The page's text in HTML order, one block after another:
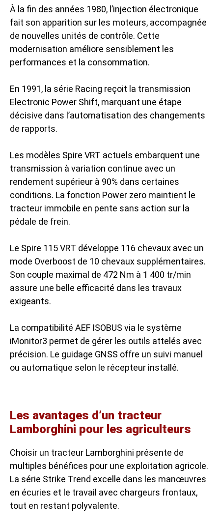
À la fin des années 1980, l’injection électronique
fait son apparition sur les moteurs, accompagnée
de nouvelles unités de contrôle. Cette
modernisation améliore sensiblement les
performances et la consommation.
En 1991, la série Racing reçoit la transmission
Electronic Power Shift, marquant une étape
décisive dans l’automatisation des changements
de rapports.
Les modèles Spire VRT actuels embarquent une
transmission à variation continue avec un
rendement supérieur à 90% dans certaines
conditions. La fonction Power zero maintient le
tracteur immobile en pente sans action sur la
pédale de frein.
Le Spire 115 VRT développe 116 chevaux avec un
mode Overboost de 10 chevaux supplémentaires.
Son couple maximal de 472 Nm à 1 400 tr/min
assure une belle efficacité dans les travaux
exigeants.
La compatibilité AEF ISOBUS via le système
iMonitor3 permet de gérer les outils attelés avec
précision. Le guidage GNSS offre un suivi manuel
ou automatique selon le récepteur installé.
Les avantages d’un tracteur
Lamborghini pour les agriculteurs
Choisir un tracteur Lamborghini présente de
multiples bénéfices pour une exploitation agricole.
La série Strike Trend excelle dans les manœuvres
en écuries et le travail avec chargeurs frontaux,
tout en restant polyvalente.